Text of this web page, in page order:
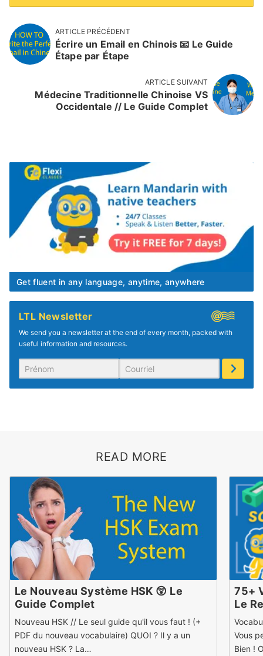
Get fluent in any language, anytime, anywhere
LTL Newsletter
We send you a newsletter at the end of every month, packed with
useful information and resources.
ARTICLE PRÉCÉDENT
Écrire un Email en Chinois 📧 Le Guide
Étape par Étape
ARTICLE SUIVANT
Médecine Traditionnelle Chinoise VS
Occidentale // Le Guide Complet
READ MORE
Le Nouveau Système HSK 😲 Le
Guide Complet
Nouveau HSK // Le seul guide qu'il vous faut ! (+
PDF du nouveau vocabulaire) QUOI ? Il y a un
nouveau HSK ? La…
75+
Le
Vous
Bien !